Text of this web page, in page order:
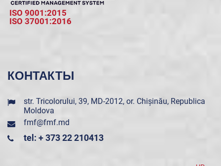
ISO 9001:2015
ISO 37001:2016
КОНТАКТЫ
str. Tricolorului, 39, MD-2012, or. Chișinău, Republica
Moldova
fmf@fmf.md
tel: + 373 22 210413